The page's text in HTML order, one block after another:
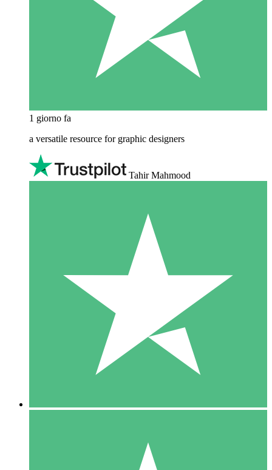
1 giorno fa
a versatile resource for graphic designers
Tahir Mahmood